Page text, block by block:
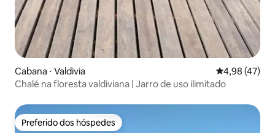
Cabana ⋅ Valdivia 4,98 de uma
4,98 (47)
Chalé na floresta valdiviana | Jarro de uso ilimitado
Preferido dos hóspedes
Preferido dos hóspedes